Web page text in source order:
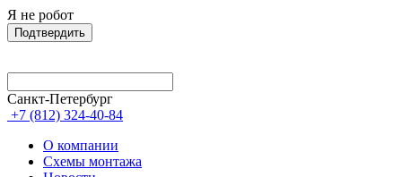
Я не робот
Подтвердить
Санкт-Петербург
+7 (812) 324-40-84
О компании
Схемы монтажа